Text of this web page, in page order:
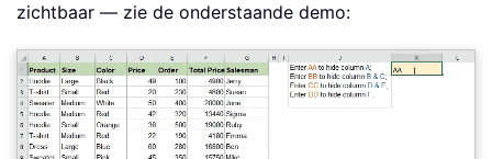
zichtbaar — zie de onderstaande demo: